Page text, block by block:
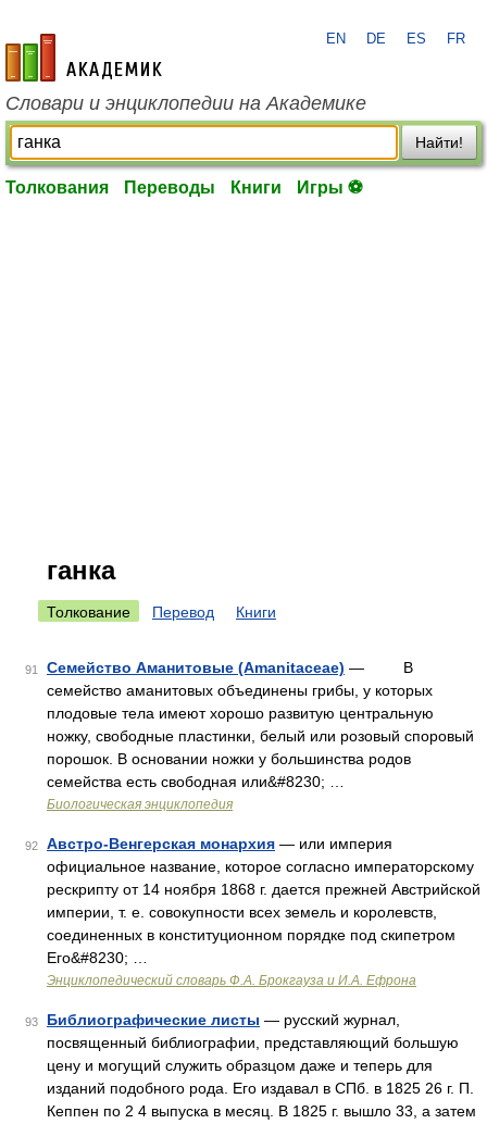
academic.ru
EN DE ES FR
Словари и энциклопедии на Академике
Найти!
Толкования Переводы Книги Игры ⚽
ганка
Толкование Перевод Книги
91 Семейство Аманитовые (Amanitaceae) — В
семейство аманитовых объединены грибы, у которых
плодовые тела имеют хорошо развитую центральную
ножку, свободные пластинки, белый или розовый споровый
порошок. В основании ножки у большинства родов
семейства есть свободная или&#8230; …
Биологическая энциклопедия
92 Австро-Венгерская монархия — или империя
официальное название, которое согласно императорскому
рескрипту от 14 ноября 1868 г. дается прежней Австрийской
империи, т. е. совокупности всех земель и королевств,
соединенных в конституционном порядке под скипетром
Его&#8230; …
Энциклопедический словарь Ф.А. Брокгауза и И.А. Ефрона
93 Библиографические листы — русский журнал,
посвященный библиографии, представляющий большую
цену и могущий служить образцом даже и теперь для
изданий подобного рода. Его издавал в СПб. в 1825 26 г. П.
Кеппен по 2 4 выпуска в месяц. В 1825 г. вышло 33, а затем